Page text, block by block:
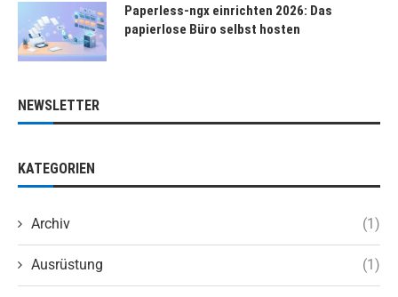
Paperless-ngx einrichten 2026: Das
papierlose Büro selbst hosten
NEWSLETTER
KATEGORIEN
Archiv (1)
Ausrüstung (1)